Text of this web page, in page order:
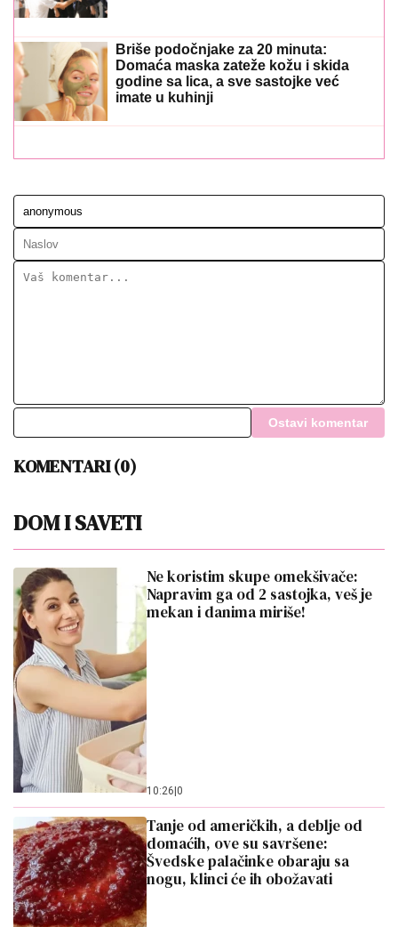
Briše podočnjake za 20 minuta:
Domaća maska zateže kožu i skida
godine sa lica, a sve sastojke već
imate u kuhinji
Ostavi komentar
KOMENTARI (0)
DOM I SAVETI
Ne koristim skupe omekšivače:
Napravim ga od 2 sastojka, veš je
mekan i danima miriše!
10:26 0
Tanje od američkih, a deblje od
domaćih, ove su savršene:
Švedske palačinke obaraju sa
nogu, klinci će ih obožavati